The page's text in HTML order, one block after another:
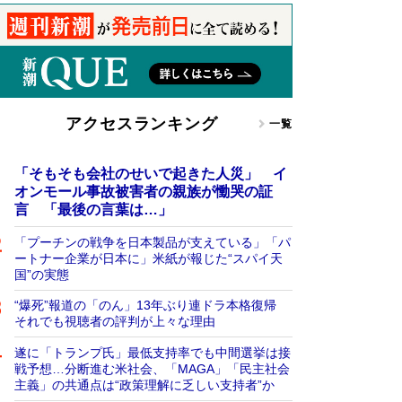
アクセスランキング 一覧
「そもそも会社のせいで起きた人災」 イ
オンモール事故被害者の親族が慟哭の証
言 「最後の言葉は…」
「プーチンの戦争を日本製品が支えている」「パ
ートナー企業が日本に」米紙が報じた“スパイ天
国”の実態
“爆死”報道の「のん」13年ぶり連ドラ本格復帰
それでも視聴者の評判が上々な理由
遂に「トランプ氏」最低支持率でも中間選挙は接
戦予想…分断進む米社会、「MAGA」「民主社会
主義」の共通点は“政策理解に乏しい支持者”か